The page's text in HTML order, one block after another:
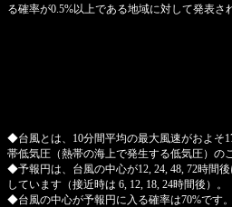
る確率が0.5%以上である地域に対して発表さ
◆台風とは、10分間平均の最大風速がおよそ
帯低気圧（熱帯の海上で発生する低気圧）の
◆予報円は、台風の中心が12, 24, 48, 72時間
しています（接近時は 6, 12, 18, 24時間後）。
◆台風の中心が予報円に入る確率は70%です。